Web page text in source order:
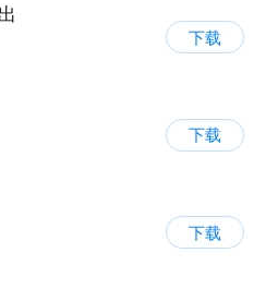
下载
下载
下载